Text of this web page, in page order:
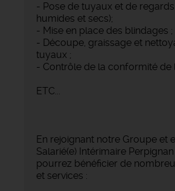
- Pose de tuyaux et de
humides et secs);
- Mise en place des blindages ;
- Découpe, graissage et
tuyaux ;
- Contrôle de la conformité de
ETC...
En rejoignant notre Groupe et
Salarié(e) Intérimaire
pourrez bénéficier de
et services :